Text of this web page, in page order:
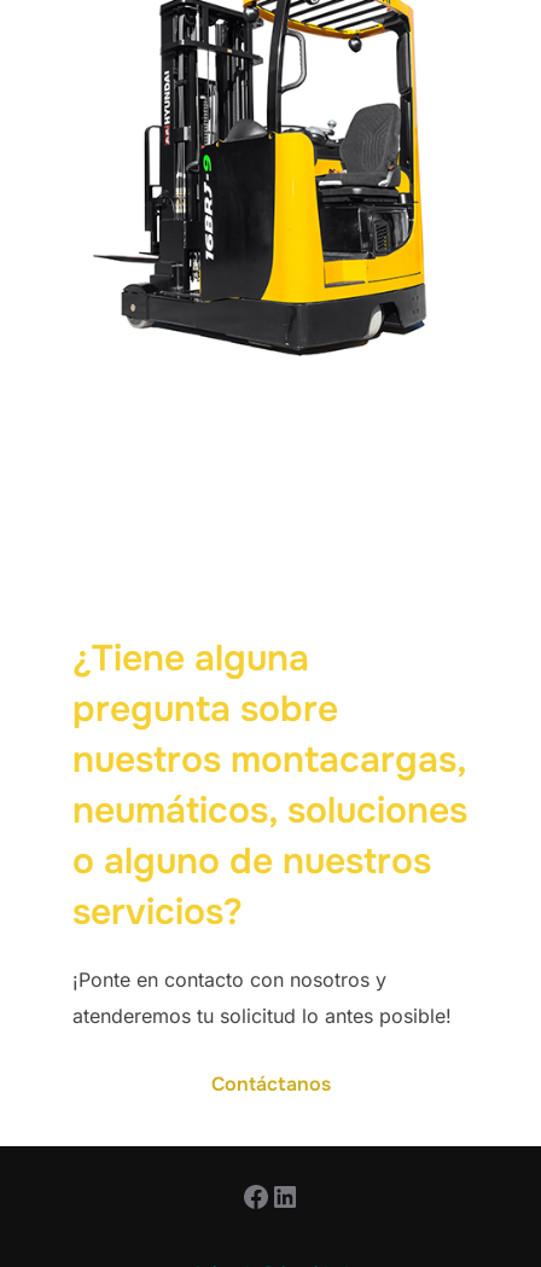
¿Tiene alguna
pregunta sobre
nuestros montacargas,
neumáticos, soluciones
o alguno de nuestros
servicios?
¡Ponte en contacto con nosotros y
atenderemos tu solicitud lo antes posible!
Contáctanos
Facebook
LinkedIn